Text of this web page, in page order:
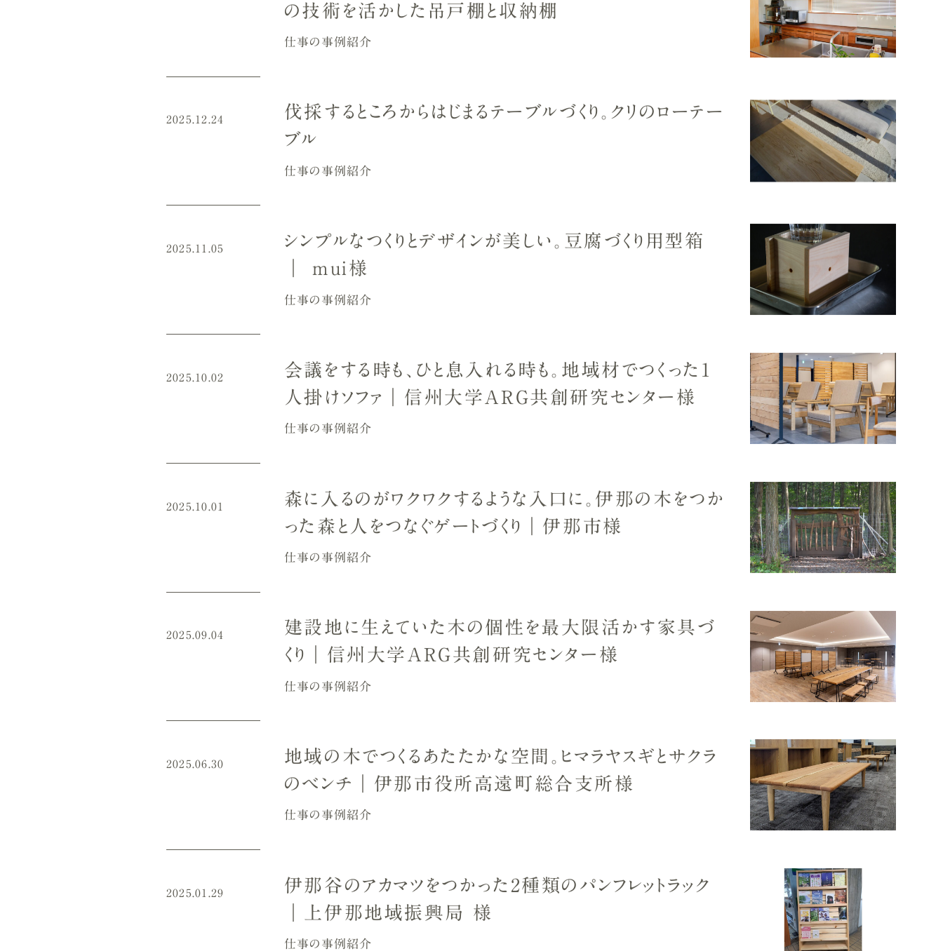
の技術を活かした吊戸棚と収納棚
仕事の事例紹介
2025.12.24
伐採するところからはじまるテーブルづくり。クリのローテー
ブル
仕事の事例紹介
2025.11.05
シンプルなつくりとデザインが美しい。豆腐づくり用型箱
｜ mui様
仕事の事例紹介
2025.10.02
会議をする時も、ひと息入れる時も。地域材でつくった1
人掛けソファ｜信州大学ARG共創研究センター様
仕事の事例紹介
2025.10.01
森に入るのがワクワクするような入口に。伊那の木をつか
った森と人をつなぐゲートづくり｜伊那市様
仕事の事例紹介
2025.09.04
建設地に生えていた木の個性を最大限活かす家具づ
くり｜信州大学ARG共創研究センター様
仕事の事例紹介
2025.06.30
地域の木でつくるあたたかな空間。ヒマラヤスギとサクラ
のベンチ｜伊那市役所高遠町総合支所様
仕事の事例紹介
2025.01.29
伊那谷のアカマツをつかった2種類のパンフレットラック
｜上伊那地域振興局 様
仕事の事例紹介